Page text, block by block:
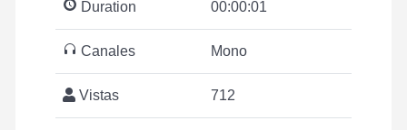
Duration 00:00:01
Canales Mono
Vistas 712